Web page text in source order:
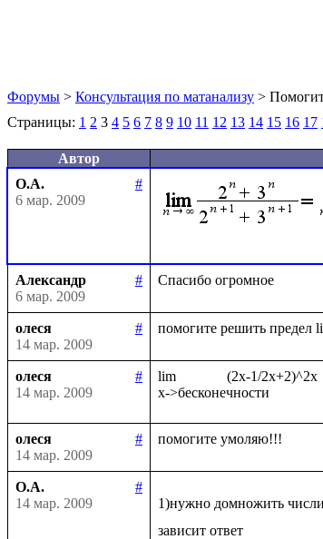
Форумы > Консультация по матанализу >
Страницы: 1 2 3 4 5 6 7 8 9 10 11 12 13 14 15 16 17
Автор
О.А.
#
6 мар. 2009
Александр
#
6 мар. 2009
олеся
#
14 мар. 2009
олеся
#
14 мар. 2009
lim              (2x-1/2x+2)^2x
олеся
#
14 мар. 2009
О.А.
#
14 мар. 2009
1)нужно домножить
зависит ответ